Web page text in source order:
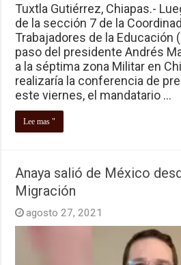
Tuxtla Gutiérrez, Chiapas.-
de la sección 7 de la
Trabajadores de la Educación
paso del presidente Andrés
a la séptima zona Militar en
realizaría la conferencia de
este viernes, el mandatario …
Lee mas "
Anaya salió de México
Migración
agosto 27, 2021